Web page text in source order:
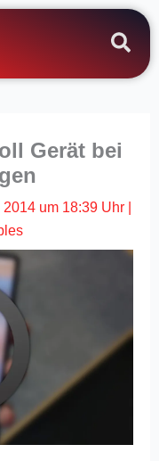
Gerät bei
2014 um 18:39 Uhr|